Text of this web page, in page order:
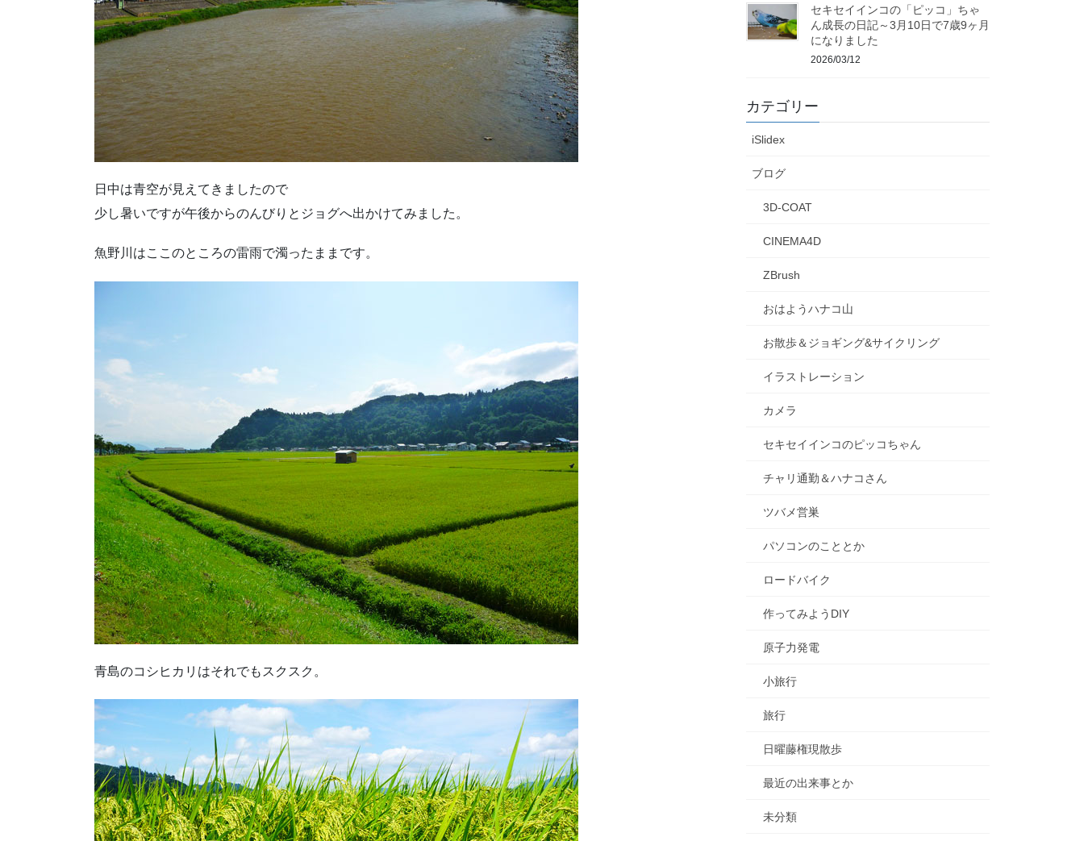
日中は青空が見えてきましたので
少し暑いですが午後からのんびりとジョグへ出かけてみました。
魚野川はここのところの雷雨で濁ったままです。
青島のコシヒカリはそれでもスクスク。
セキセイインコの「ピッコ」ちゃ
ん成長の日記～3月10日で7歳9ヶ月
になりました
2026/03/12
カテゴリー
iSlidex
ブログ
3D-COAT
CINEMA4D
ZBrush
おはようハナコ山
お散歩＆ジョギング&サイクリング
イラストレーション
カメラ
セキセイインコのピッコちゃん
チャリ通勤＆ハナコさん
ツバメ営巣
パソコンのこととか
ロードバイク
作ってみようDIY
原子力発電
小旅行
旅行
日曜藤権現散歩
最近の出来事とか
未分類